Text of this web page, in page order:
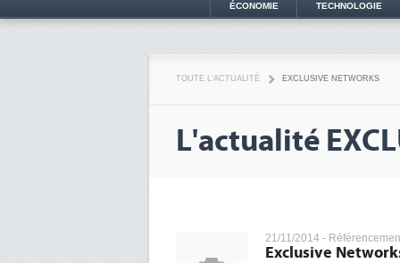
ÉCONOMIE TECHNOLOGIE
TOUTE L'ACTUALITÉ EXCLUSIVE NETWORKS
L'actualité
21/11/2014 -
Exclusive